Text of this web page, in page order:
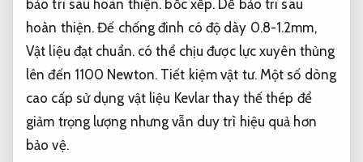
bảo trì sau hoàn thiện. bốc xếp. Dễ bảo trì sau
hoàn thiện. Đế chống đinh có độ dày 0.8-1.2mm,
Vật liệu đạt chuẩn.có thể chịu được lực xuyên thủng
lên đến 1100 Newton. Tiết kiệm vật tư.Một số dòng
cao cấp sử dụng vật liệu Kevlar thay thế thép để
giảm trọng lượng nhưng vẫn duy trì hiệu quả hơn
bảo vệ.